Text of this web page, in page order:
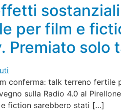
per film e
Premiato solo
conferma: talk terreno
sulla Radio 4.0 al
fiction sarebbero stati […]